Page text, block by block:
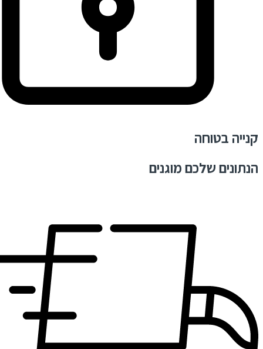
קנייה בטוחה
הנתונים שלכם מוגנים